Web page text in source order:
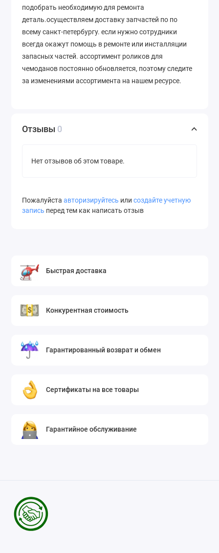
подобрать необходимую для ремонта
деталь.осуществляем доставку запчастей по по
всему санкт-петербургу. если нужно сотрудники
всегда окажут помощь в ремонте или инсталляции
запасных частей. ассортимент роликов для
чемоданов постоянно обновляется, поэтому следите
за изменениями ассортимента на нашем ресурсе.
Отзывы 0
Нет отзывов об этом товаре.
Пожалуйста авторизируйтесь или создайте учетную
запись перед тем как написать отзыв
Быстрая доставка
Конкурентная стоимость
Гарантированный возврат и обмен
Сертификаты на все товары
Гарантийное обслуживание